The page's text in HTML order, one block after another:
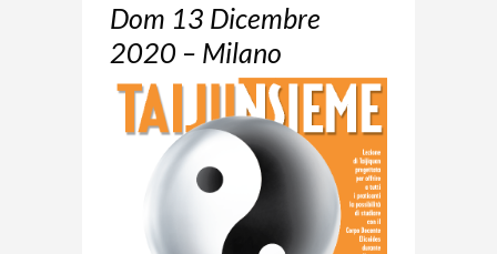
Dom 13 Dicembre
2020 – Milano